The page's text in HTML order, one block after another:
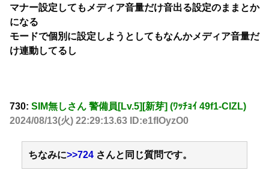
マナー設定してもメディア音量だけ音出る設定のままとか
になる
モードで個別に設定しようとしてもなんかメディア音量だ
け連動してるし
730: SIM無しさん 警備員[Lv.5][新芽] (ﾜｯﾁｮｲ 49f1-ClZL)
2024/08/13(火) 22:29:13.63 ID:e1fIOyzO0
ちなみに>>724 さんと同じ質問です。